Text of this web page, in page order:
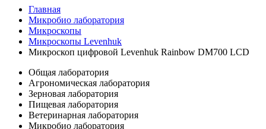
Главная
Микробио лаборатория
Микроскопы
Микроскопы Levenhuk
Микроскоп цифровой Levenhuk Rainbow DM700 LCD
Общая лаборатория
Агрономическая лаборатория
Зерновая лаборатория
Пищевая лаборатория
Ветеринарная лаборатория
Микробио лаборатория